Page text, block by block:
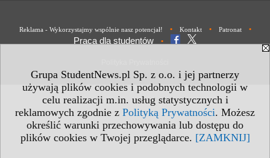
Grupa StudentNews.pl Sp. z o.o. i jej partnerzy
używają plików cookies i podobnych technologii w
celu realizacji m.in. usług statystycznych i
reklamowych zgodnie z Polityką Prywatności. Możesz
określić warunki przechowywania lub dostępu do
plików cookies w Twojej przeglądarce. [ZAMKNIJ]
Reklama - Wykorzystajmy wspólnie nasz potencjał! • Kontakt • Patronat •
Praca dla studentów •